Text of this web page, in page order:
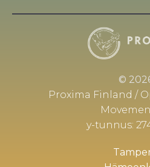
©
Proxima Finland /
y-tunnus: